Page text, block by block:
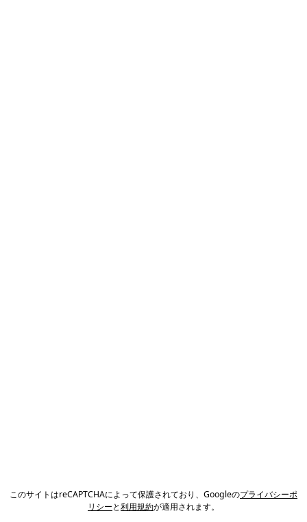
このサイトはreCAPTCHAによって保護されており、Googleのプライバシーポ
リシーと利用規約が適用されます。